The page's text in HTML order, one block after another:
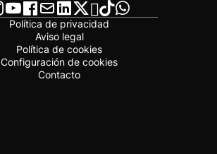
Política de privacidad
Aviso legal
Política de cookies
Configuración de cookies
Contacto